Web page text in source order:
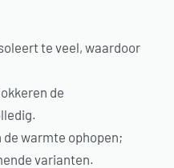
te veel, waardoor
de
de warmte ophopen;
varianten.